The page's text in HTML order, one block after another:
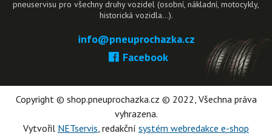
pneuservisu pro všechny druhy vozidel (osobní, nákladní, motocykly,
historická vozidla…).
info@pneuprochazka.cz
Facebook
Copyright © shop.pneuprochazka.cz © 2022, Všechna práva
vyhrazena.
Vytvořil NETservis , redakční systém webredakce e-shop